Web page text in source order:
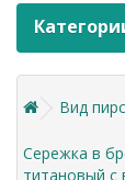
Вид
Сережка в
титановый с